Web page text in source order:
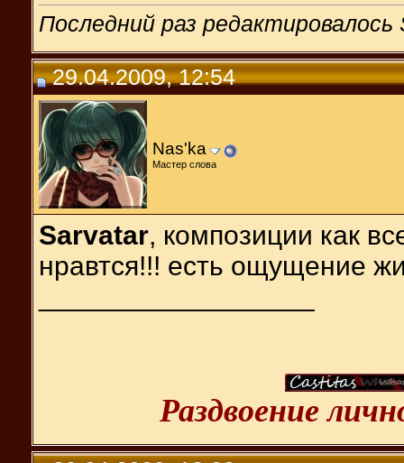
Последний раз
29.04.2009, 12:54
Nas'ka
Мастер слова
Sarvatar, композиции как
нравтся!!! есть ощущение
Раздвоение